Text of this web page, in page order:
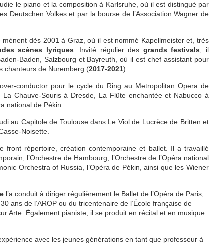
le piano et la composition à Karlsruhe, où il est distingué par
Deutschen Volkes et par la bourse de l’Association Wagner de
mènent dès 2001 à Graz, où il est nommé Kapellmeister et, très
scènes lyriques. Invité régulier des grands festivals, il
Baden, Salzbourg et Bayreuth, où il est chef assistant pour
chanteurs de Nuremberg (2017-2021).
conductor pour le cycle du Ring au Metropolitan Opera de
Chauve-Souris à Dresde, La Flûte enchantée et Nabucco à
national de Pékin.
au Capitole de Toulouse dans Le Viol de Lucrèce de Britten et
Noisette.
front répertoire, création contemporaine et ballet. Il a travaillé
l’Orchestre de Hambourg, l’Orchestre de l’Opéra national
Orchestra of Russia, l’Opéra de Pékin, ainsi que les Wiener
l’a conduit à diriger régulièrement le Ballet de l’Opéra de Paris,
ans de l’AROP ou du tricentenaire de l’École française de
Arte. Également pianiste, il se produit en récital et en musique
avec les jeunes générations en tant que professeur à